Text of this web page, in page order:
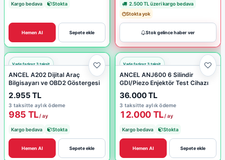
Kargo bedava Stokta
Sepete ekle
Hemen Al
2.500 TL üzeri kargo bedava
Stokta yok
Stok gelince haber ver
ANCEL A202 Dijital Araç
Bilgisayarı ve OBD2 Göstergesi
2.955 TL
3 taksitte aylık ödeme
985 TL/ ay
Kargo bedava Stokta
Sepete ekle
Hemen Al
ANCEL ANJ600 6 Silindir
GDI/Piezo Enjektör Test Cihazı
36.000 TL
3 taksitte aylık ödeme
12.000 TL/ ay
Kargo bedava Stokta
Sepete ekle
Hemen Al